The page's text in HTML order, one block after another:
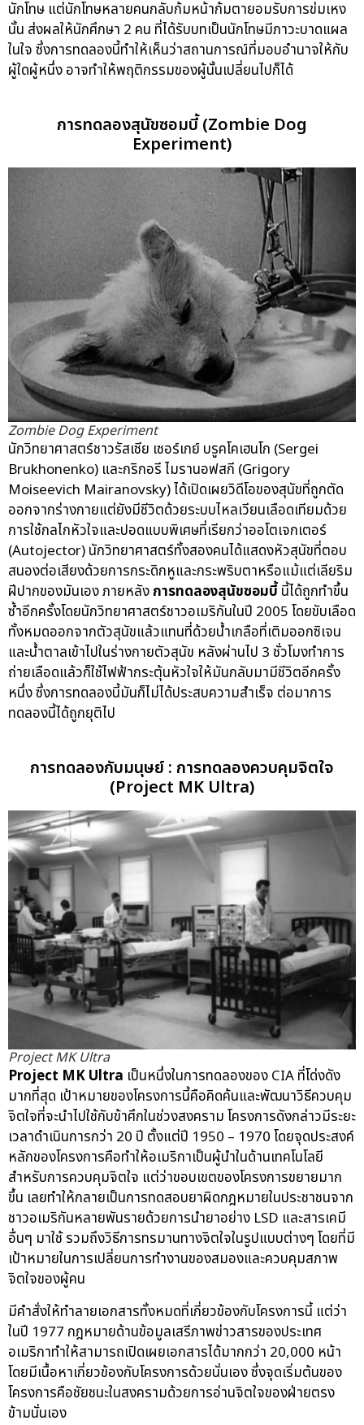
นักโทษ แต่นักโทษหลายคนกลับก้มหน้าก้มตายอมรับการข่มเหง
นั้น ส่งผลให้นักศึกษา 2 คน ที่ได้รับบทเป็นนักโทษมีภาวะบาดแผล
ในใจ ซึ่งการทดลองนี้ทำให้เห็นว่าสถานการณ์ที่มอบอำนาจให้กับ
ผู้ใดผู้หนึ่ง อาจทำให้พฤติกรรมของผู้นั้นเปลี่ยนไปก็ได้
การทดลองสุนัขซอมบี้ (Zombie Dog
Experiment)
Zombie Dog Experiment
นักวิทยาศาสตร์ชาวรัสเซีย เซอร์เกย์ บรูคโคเฮนโก (Sergei
Brukhonenko) และกริกอรี ไมรานอฟสกี (Grigory
Moiseevich Mairanovsky) ได้เปิดเผยวิดีโอของสุนัขที่ถูกตัด
ออกจากร่างกายแต่ยังมีชีวิตด้วยระบบไหลเวียนเลือดเทียมด้วย
การใช้กลไกหัวใจและปอดแบบพิเศษที่เรียกว่าออโตเจกเตอร์
(Autojector) นักวิทยาศาสตร์ทั้งสองคนได้แสดงหัวสุนัขที่ตอบ
สนองต่อเสียงด้วยการกระดิกหูและกระพริบตาหรือแม้แต่เลียริม
ฝีปากของมันเอง ภายหลังการทดลองสุนัขซอมบี้ นี้ได้ถูกทำขึ้น
ซ้ำอีกครั้งโดยนักวิทยาศาสตร์ชาวอเมริกันในปี 2005 โดยขับเลือด
ทั้งหมดออกจากตัวสุนัขแล้วแทนที่ด้วยน้ำเกลือที่เติมออกซิเจน
และน้ำตาลเข้าไปในร่างกายตัวสุนัข หลังผ่านไป 3 ชั่วโมงทำการ
ถ่ายเลือดแล้วก็ใช้ไฟฟ้ากระตุ้นหัวใจให้มันกลับมามีชีวิตอีกครั้ง
หนึ่ง ซึ่งการทดลองนี้มันก็ไม่ได้ประสบความสำเร็จ ต่อมาการ
ทดลองนี้ได้ถูกยุติไป
การทดลองกับมนุษย์ : การทดลองควบคุมจิตใจ
(Project MK Ultra)
Project MK Ultra
Project MK Ultra เป็นหนึ่งในการทดลองของ CIA ที่โด่งดัง
มากที่สุด เป้าหมายของโครงการนี้คือคิดค้นและพัฒนาวิธีควบคุม
จิตใจที่จะนำไปใช้กับข้าศึกในช่วงสงคราม โครงการดังกล่าวมีระยะ
เวลาดำเนินการกว่า 20 ปี ตั้งแต่ปี 1950 – 1970 โดยจุดประสงค์
หลักของโครงการคือทำให้อเมริกาเป็นผู้นำในด้านเทคโนโลยี
สำหรับการควบคุมจิตใจ แต่ว่าขอบเขตของโครงการขยายมาก
ขึ้น เลยทำให้กลายเป็นการทดสอบยาผิดกฎหมายในประชาชนจาก
ชาวอเมริกันหลายพันรายด้วยการนำยาอย่าง LSD และสารเคมี
อื่นๆ มาใช้ รวมถึงวิธีการทรมานทางจิตใจในรูปแบบต่างๆ โดยที่มี
เป้าหมายในการเปลี่ยนการทำงานของสมองและควบคุมสภาพ
จิตใจของผู้คน
มีคำสั่งให้ทำลายเอกสารทั้งหมดที่เกี่ยวข้องกับโครงการนี้ แต่ว่า
ในปี 1977 กฎหมายด้านข้อมูลเสรีภาพข่าวสารของประเทศ
อเมริกาทำให้สามารถเปิดเผยเอกสารได้มากกว่า 20,000 หน้า
โดยมีเนื้อหาเกี่ยวข้องกับโครงการด้วยนั่นเอง ซึ่งจุดเริ่มต้นของ
โครงการคือชัยชนะในสงครามด้วยการอ่านจิตใจของฝ่ายตรง
ข้ามนั่นเอง